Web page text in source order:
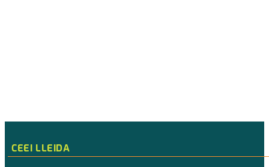
CEEI LLEIDA